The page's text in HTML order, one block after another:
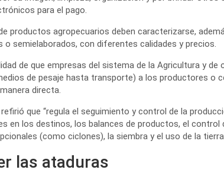
para el pago.
productos agropecuarios deben caracterizarse,
semielaborados, con diferentes calidades y precios.
de que empresas del sistema de la Agricultura y de
de pesaje hasta transporte) a los productores o
directa.
que “regula el seguimiento y control de la
en los destinos, los balances de productos, el control
(como ciclones), la siembra y el uso de la
las ataduras